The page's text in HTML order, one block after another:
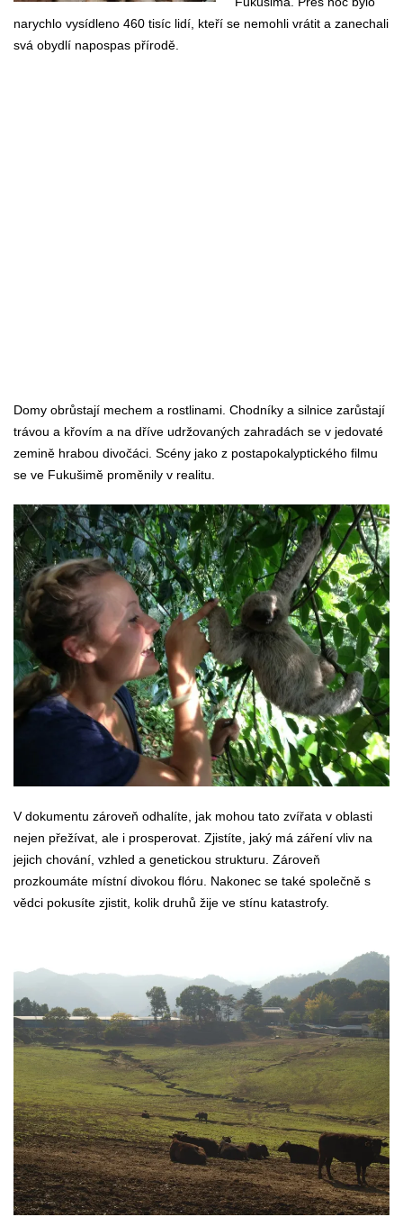
narychlo vysídleno 460 tisíc lidí, kteří se nemohli vrátit a zanechali
svá obydlí napospas přírodě.
Domy obrůstají mechem a rostlinami. Chodníky a silnice zarůstají
trávou a křovím a na dříve udržovaných zahradách se v jedovaté
zemině hrabou divočáci. Scény jako z postapokalyptického filmu
se ve Fukušimě proměnily v realitu.
V dokumentu zároveň odhalíte, jak mohou tato zvířata v oblasti
nejen přežívat, ale i prosperovat. Zjistíte, jaký má záření vliv na
jejich chování, vzhled a genetickou strukturu. Zároveň
prozkoumáte místní divokou flóru. Nakonec se také společně s
vědci pokusíte zjistit, kolik druhů žije ve stínu katastrofy.